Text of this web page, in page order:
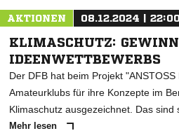
AKTIONEN 08.12.2024 | 22:00
KLIMASCHUTZ:
IDEENWETTBEWERBS
Der DFB hat beim Projekt
Amateurklubs für ihre Konzepte im
Klimaschutz ausgezeichnet. Das sind
Mehr lesen